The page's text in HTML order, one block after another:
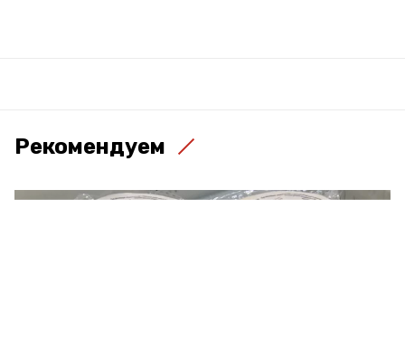
Рекомендуем